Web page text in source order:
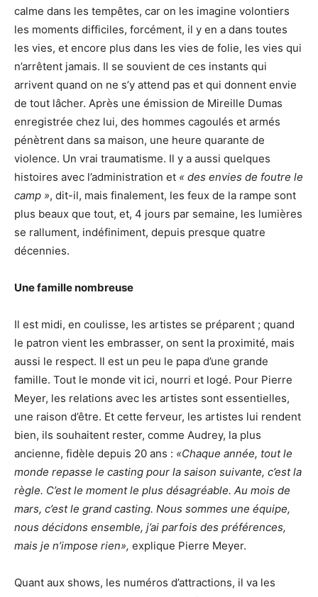
calme dans les tempêtes, car on les imagine volontiers
les moments difficiles, forcément, il y en a dans toutes
les vies, et encore plus dans les vies de folie, les vies qui
n’arrêtent jamais. Il se souvient de ces instants qui
arrivent quand on ne s’y attend pas et qui donnent envie
de tout lâcher. Après une émission de Mireille Dumas
enregistrée chez lui, des hommes cagoulés et armés
pénètrent dans sa maison, une heure quarante de
violence. Un vrai traumatisme. Il y a aussi quelques
histoires avec l’administration et « des envies de foutre le
camp », dit-il, mais finalement, les feux de la rampe sont
plus beaux que tout, et, 4 jours par semaine, les lumières
se rallument, indéfiniment, depuis presque quatre
décennies.
Une famille nombreuse
Il est midi, en coulisse, les artistes se préparent ; quand
le patron vient les embrasser, on sent la proximité, mais
aussi le respect. Il est un peu le papa d’une grande
famille. Tout le monde vit ici, nourri et logé. Pour Pierre
Meyer, les relations avec les artistes sont essentielles,
une raison d’être. Et cette ferveur, les artistes lui rendent
bien, ils souhaitent rester, comme Audrey, la plus
ancienne, fidèle depuis 20 ans : «Chaque année, tout le
monde repasse le casting pour la saison suivante, c’est la
règle. C’est le moment le plus désagréable. Au mois de
mars, c’est le grand casting. Nous sommes une équipe,
nous décidons ensemble, j’ai parfois des préférences,
mais je n’impose rien», explique Pierre Meyer.
Quant aux shows, les numéros d’attractions, il va les